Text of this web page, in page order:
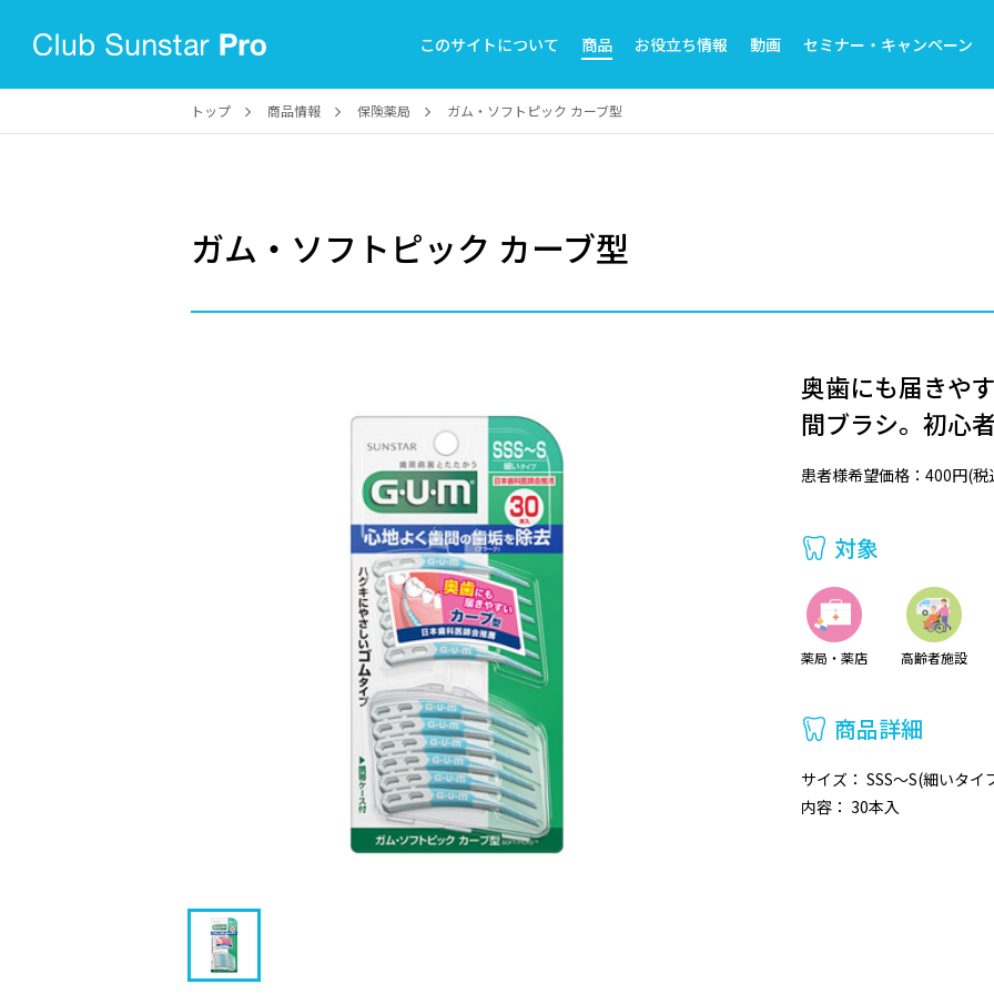
このサイトについて 商品 お役立ち情報 動画 セミナー・キャンペーン
トップ 商品情報 保険薬局 ガム・ソフトピック カーブ型
ガム・ソフトピック カーブ型
奥歯にも届きや
間ブラシ。初心
患者様希望価格：400円(税
対象
薬局・薬店 高齢者施設
商品詳細
サイズ： SSS～S(細いタイ
内容： 30本入